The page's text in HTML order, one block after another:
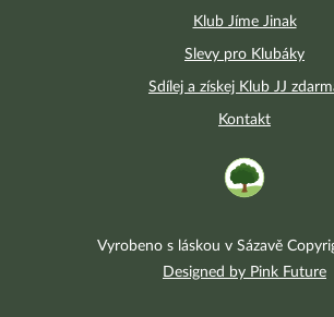
Klub Jíme Jinak
Slevy pro Klubáky
Sdílej a získej Klub JJ
Kontakt
Vyrobeno s láskou v Sázavě
Designed by Pink Future